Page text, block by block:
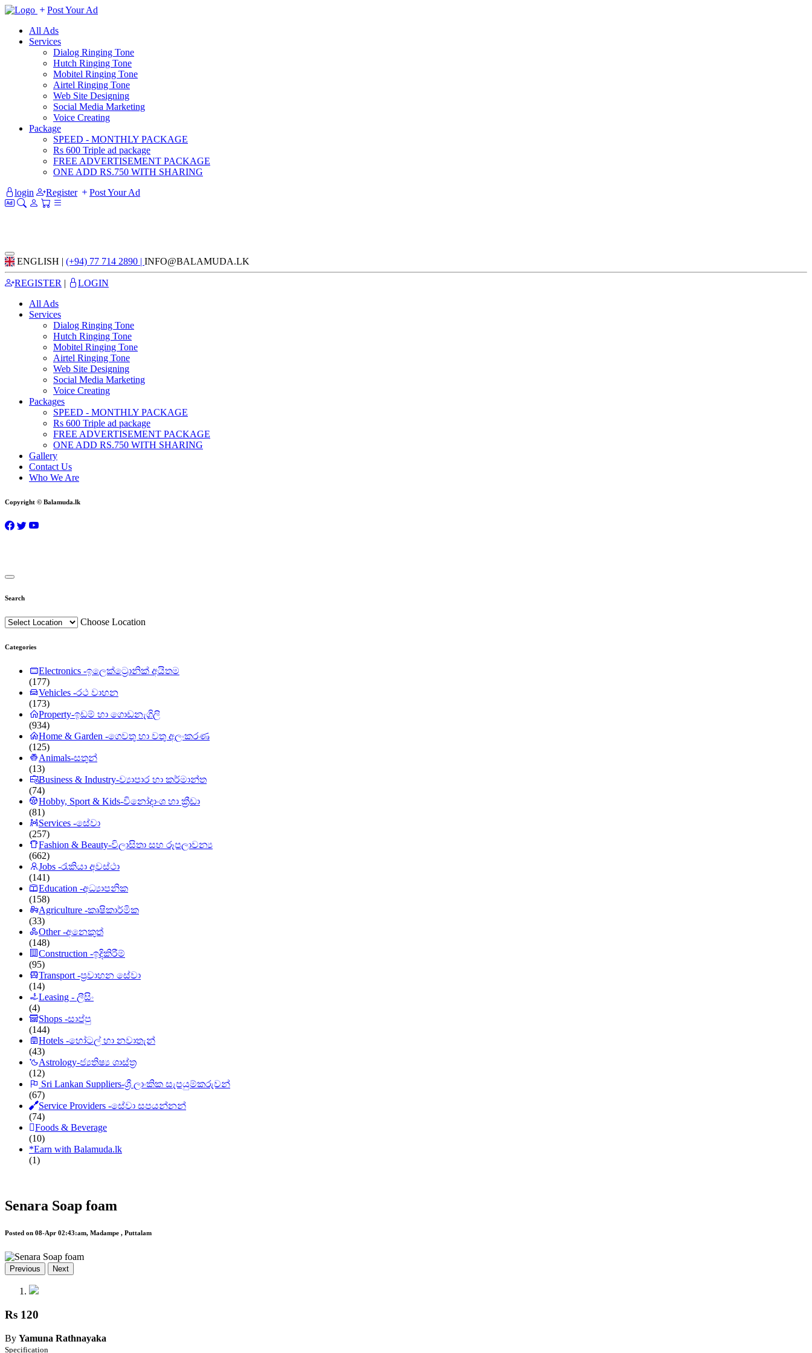
Post Your Ad
All Ads
Services
Dialog Ringing Tone
Hutch Ringing Tone
Mobitel Ringing Tone
Airtel Ringing Tone
Web Site Designing
Social Media Marketing
Voice Creating
Package
SPEED - MONTHLY PACKAGE
Rs 600 Triple ad package
FREE ADVERTISEMENT PACKAGE
ONE ADD RS.750 WITH SHARING
login
Register Post Your Ad
ENGLISH | (+94) 77 714 2890 | INFO@BALAMUDA.LK
REGISTER |
LOGIN
All Ads
Services
Dialog Ringing Tone
Hutch Ringing Tone
Mobitel Ringing Tone
Airtel Ringing Tone
Web Site Designing
Social Media Marketing
Voice Creating
Packages
SPEED - MONTHLY PACKAGE
Rs 600 Triple ad package
FREE ADVERTISEMENT PACKAGE
ONE ADD RS.750 WITH SHARING
Gallery
Contact Us
Who We Are
Copyright © Balamuda.lk
Search
Choose Location
Categories
Electronics -ඉලෙක්ට්‍රොනික් අයිතම
(177)
Vehicles -රථ වාහන
(173)
Property-ඉඩම් හා ගොඩනැගිලි
(934)
Home & Garden -ගෙවතු හා වතු අලංකරණ
(125)
Animals-සතුන්
(13)
Business & Industry-ව්‍යාපාර හා කර්මාන්ත
(74)
Hobby, Sport & Kids-විනෝදාංශ හා ක්‍රීඩා
(81)
Services -සේවා
(257)
Fashion & Beauty-විලාසිතා සහ රූපලාවන්‍ය
(662)
Jobs -රැකියා අවස්ථා
(141)
Education -අධ්‍යාපනික
(158)
Agriculture -කෘෂිකාර්මික
(33)
Other -අනෙකුත්
(148)
Construction -ඉදිකිරීම්
(95)
Transport -ප්‍රවාහන සේවා
(14)
Leasing - ලීසිං
(4)
Shops -සාප්පු
(144)
Hotels -හෝටල් හා නවාතැන්
(43)
Astrology-ජ්‍යතිෂ්‍ය ශාස්ත්‍ර
(12)
Sri Lankan Suppliers-ශ්‍රී ලාංකික සැපයුම්කරුවන්
(67)
Service Providers -සේවා සපයන්නන්
(74)
Foods & Beverage
(10)
*Earn with Balamuda.lk
(1)
Senara Soap foam
Posted on 08-Apr 02:43:am, Madampe , Puttalam
Previous Next
Rs 120
By Yamuna Rathnayaka
Specification